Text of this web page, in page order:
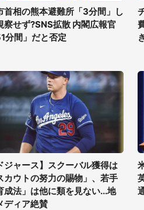
首相の熊本避難所「3分間」し
察せず?SNS拡散 内閣広報官
分間」だと否定
ジャース】スクーバル獲得は
カウトの努力の賜物」、若手
成法」は他に類を見ない...地
ディア絶賛